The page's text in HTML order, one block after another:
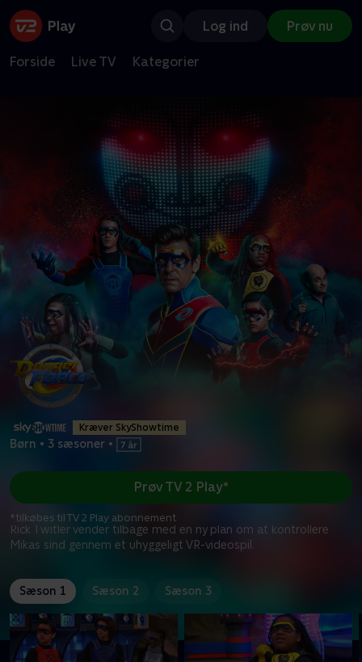
Log ind Prøv nu
Forside Live TV Kategorier
Kræver SkyShowtime
Børn • 3 sæsoner •
Rick Twitler vender tilbage med en ny plan om at kontrollere
Mikas sind gennem et uhyggeligt VR-videospil.
Prøv TV 2 Play*
*tilkøbes til TV 2 Play abonnement
Sæson 1 Sæson 2 Sæson 3